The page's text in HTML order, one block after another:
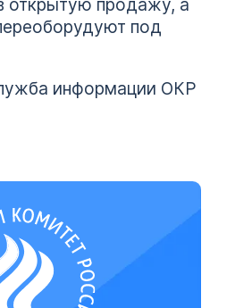
открытую продажу, а
под
информации ОКР